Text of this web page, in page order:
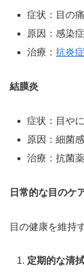
症状：目の
原因：感染症
治療：抗炎
結膜炎
症状：目や
原因：細菌
治療：抗菌
日常的な目のケ
目の健康を維持
定期的な清